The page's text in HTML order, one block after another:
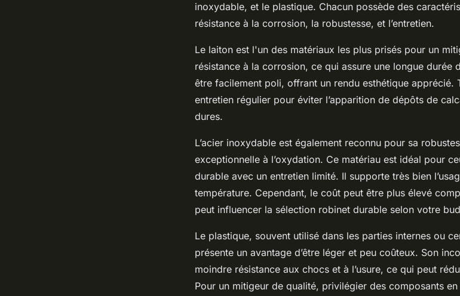
inoxydable, et le plastique. Chacun possède des
résistance à la corrosion, la robustesse, et l’entretien.
Le laiton est l'un des matériaux les plus prisés pour un
résistance à la corrosion, ce qui assure une longue durée
être facilement poli, offrant un rendu esthétique apprécié.
entretien régulier pour éviter l’apparition de dépôts de
dures.
L’acier inoxydable est également reconnu pour sa
exceptionnelle à l’oxydation. Ce matériau est idéal pour
durable avec un entretien limité. Il supporte très bien
température. Cependant, le coût peut être plus élevé
peut influencer la sélection robinet durable selon votre
Le plastique, souvent utilisé dans les parties internes ou
présente un avantage d’être léger et peu coûteux. Son
moindre résistance aux chocs et à l’usure, ce qui peut
Pour un mitigeur de qualité, privilégier des composants